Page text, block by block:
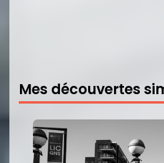
Mes découvertes